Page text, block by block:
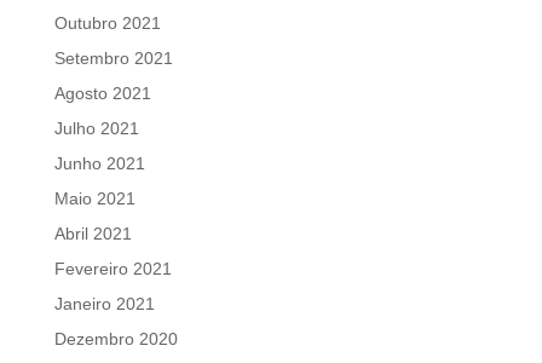
Outubro 2021
Setembro 2021
Agosto 2021
Julho 2021
Junho 2021
Maio 2021
Abril 2021
Fevereiro 2021
Janeiro 2021
Dezembro 2020